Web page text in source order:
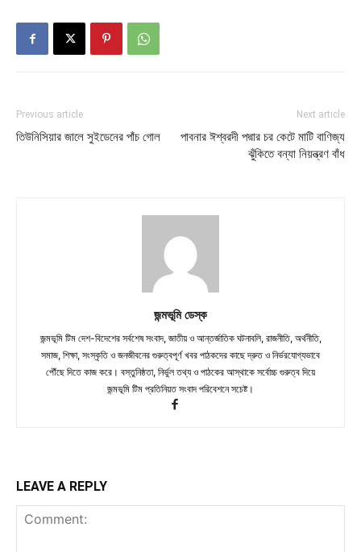
Previous article
তিউনিসিয়ার জালে সুইডেনের পাঁচ গোল
Next article
পাবনার ঈশ্বরদী পদ্মার চর কেটে মাটি বাণিজ্য
ঝুঁকিতে বন্যা নিয়ন্ত্রণ বাঁধ
জন্মভূমি ডেস্ক
জন্মভূমি টিম দেশ-বিদেশের সর্বশেষ সংবাদ, জাতীয় ও আন্তর্জাতিক ঘটনাবলি, রাজনীতি, অর্থনীতি,
সমাজ, শিক্ষা, সংস্কৃতি ও জনজীবনের গুরুত্বপূর্ণ খবর পাঠকদের কাছে দ্রুত ও নির্ভরযোগ্যভাবে
পৌঁছে দিতে কাজ করে। বস্তুনিষ্ঠতা, নির্ভুল তথ্য ও পাঠকের আস্থাকে সর্বোচ্চ গুরুত্ব দিয়ে
জন্মভূমি টিম প্রতিনিয়ত সংবাদ পরিবেশনে সচেষ্ট।
LEAVE A REPLY